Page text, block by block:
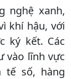
nghệ xanh,
khí hậu, với
ký kết. Các
vào lĩnh vực
tế số, hàng